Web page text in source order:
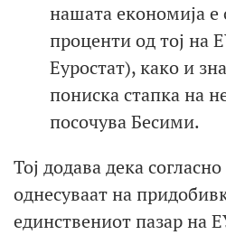
нашата економија е
проценти од тој на
Еуростат), како и
пониска стапка на
посочува Бесими.
Тој додава дека
однесуваат на
единствениот пазар на